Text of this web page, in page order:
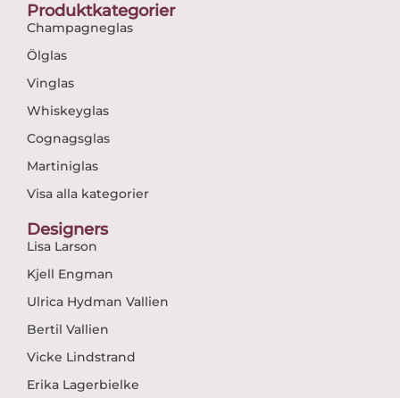
Produktkategorier
Champagneglas
Ölglas
Vinglas
Whiskeyglas
Cognagsglas
Martiniglas
Visa alla kategorier
Designers
Lisa Larson
Kjell Engman
Ulrica Hydman Vallien
Bertil Vallien
Vicke Lindstrand
Erika Lagerbielke